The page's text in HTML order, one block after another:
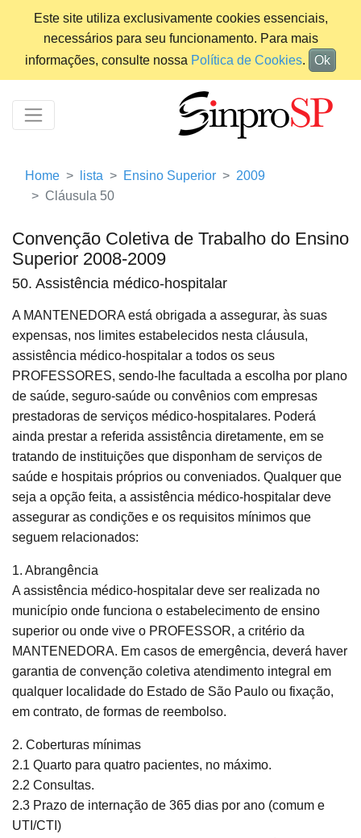
Este site utiliza exclusivamente cookies essenciais,
necessários para seu funcionamento. Para mais
informações, consulte nossa Política de Cookies. Ok
Home lista Ensino Superior
2009
Cláusula 50
Convenção Coletiva de Trabalho do Ensino
Superior 2008-2009
50. Assistência médico-hospitalar
A MANTENEDORA está obrigada a assegurar, às suas
expensas, nos limites estabelecidos nesta cláusula,
assistência médico-hospitalar a todos os seus
PROFESSORES, sendo-lhe facultada a escolha por plano
de saúde, seguro-saúde ou convênios com empresas
prestadoras de serviços médico-hospitalares. Poderá
ainda prestar a referida assistência diretamente, em se
tratando de instituições que disponham de serviços de
saúde e hospitais próprios ou conveniados. Qualquer que
seja a opção feita, a assistência médico-hospitalar deve
assegurar as condições e os requisitos mínimos que
seguem relacionados:
1. Abrangência
A assistência médico-hospitalar deve ser realizada no
município onde funciona o estabelecimento de ensino
superior ou onde vive o PROFESSOR, a critério da
MANTENEDORA. Em casos de emergência, deverá haver
garantia de convenção coletiva atendimento integral em
qualquer localidade do Estado de São Paulo ou fixação,
em contrato, de formas de reembolso.
2. Coberturas mínimas
2.1 Quarto para quatro pacientes, no máximo.
2.2 Consultas.
2.3 Prazo de internação de 365 dias por ano (comum e
UTI/CTI)